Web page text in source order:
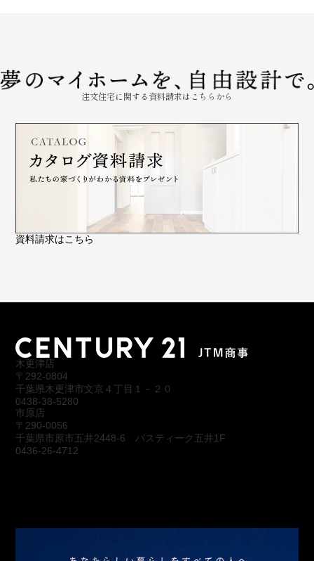
注文住宅に関する資料請求はこちらから
資料請求はこちら
木更津店
〒292-0804
千葉県木更津市文京４丁目１－２０
0438-38-5280
市原店
〒290-0056
千葉県市原市五井2448-6 パスティーク五井1F
0436-26-4712